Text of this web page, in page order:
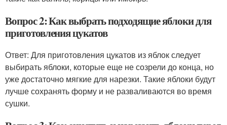
Вопрос 2: Как выбрать подходящие яблоки для
приготовления цукатов
Ответ: Для приготовления цукатов из яблок следует
выбирать яблоки, которые еще не созрели до конца, но
уже достаточно мягкие для нарезки. Такие яблоки будут
лучше сохранять форму и не разваливаются во время
сушки.